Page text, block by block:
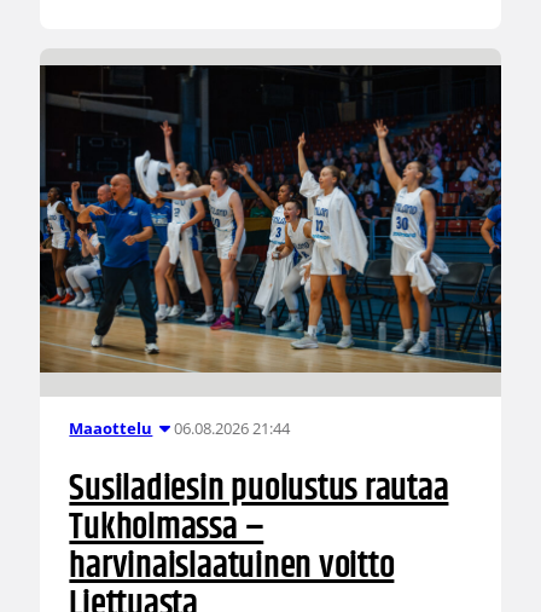
Maaottelu 06.08.2026 21:44
Susiladiesin puolustus rautaa
Tukholmassa –
harvinaislaatuinen voitto